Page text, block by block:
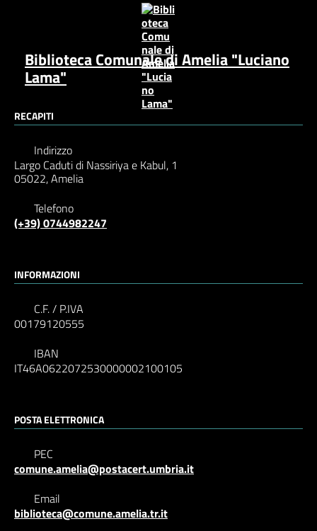
Biblioteca Comunale di Amelia "Luciano
Lama"
RECAPITI
Indirizzo
Largo Caduti di Nassiriya e Kabul, 1
05022, Amelia
Telefono
(+39) 0744982247
INFORMAZIONI
C.F. / P.IVA
00179120555
IBAN
IT46A0622072530000002100105
POSTA ELETTRONICA
PEC
comune.amelia@postacert.umbria.it
Email
biblioteca@comune.amelia.tr.it